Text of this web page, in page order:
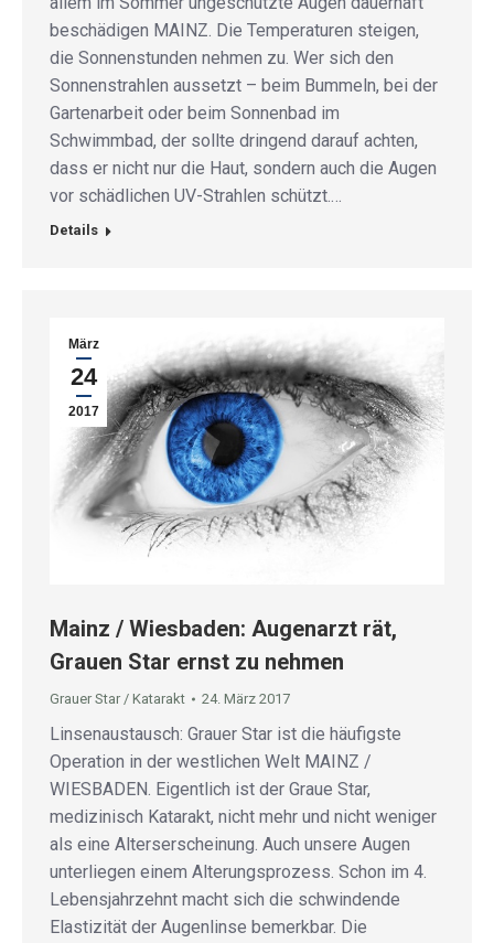
beschädigen MAINZ. Die Temperaturen steigen,
die Sonnenstunden nehmen zu. Wer sich den
Sonnenstrahlen aussetzt – beim Bummeln, bei der
Gartenarbeit oder beim Sonnenbad im
Schwimmbad, der sollte dringend darauf achten,
dass er nicht nur die Haut, sondern auch die Augen
vor schädlichen UV-Strahlen schützt.…
Details
März
24
2017
Mainz / Wiesbaden: Augenarzt rät,
Grauen Star ernst zu nehmen
Grauer Star / Katarakt 24. März 2017
Linsenaustausch: Grauer Star ist die häufigste
Operation in der westlichen Welt MAINZ /
WIESBADEN. Eigentlich ist der Graue Star,
medizinisch Katarakt, nicht mehr und nicht weniger
als eine Alterserscheinung. Auch unsere Augen
unterliegen einem Alterungsprozess. Schon im 4.
Lebensjahrzehnt macht sich die schwindende
Elastizität der Augenlinse bemerkbar. Die